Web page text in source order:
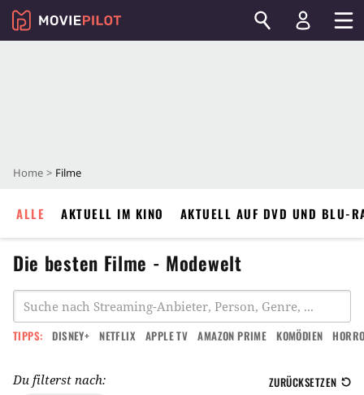
Home Filme
ALLE AKTUELL IM KINO AKTUELL AUF DVD UND BLU-
Die besten Filme - Modewelt
TIPPS: DISNEY+ NETFLIX APPLE TV AMAZON PRIME KOMÖDIEN
Du filterst nach: ZURÜCKSETZEN